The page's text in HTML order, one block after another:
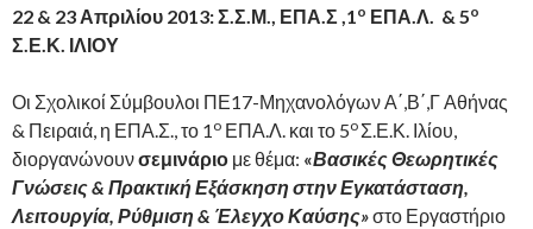
22 & 23 Απριλίου 2013: Σ.Σ.Μ., ΕΠΑ.Σ ,1o ΕΠΑ.Λ. & 5o
Σ.Ε.Κ. ΙΛΙΟΥ
Οι Σχολικοί Σύμβουλοι ΠΕ17-Μηχανολόγων Α΄,Β΄,Γ Αθήνας
& Πειραιά, η ΕΠΑ.Σ., το 1 o ΕΠΑ.Λ. και το 5o Σ.Ε.Κ. Ιλίου,
διοργανώνουνσεμινάριο με θέμα: «Βασικές Θεωρητικές
Γνώσεις & Πρακτική Εξάσκηση στην Εγκατάσταση,
Λειτουργία, Ρύθμιση & Έλεγχο Καύσης»στο Εργαστήριο